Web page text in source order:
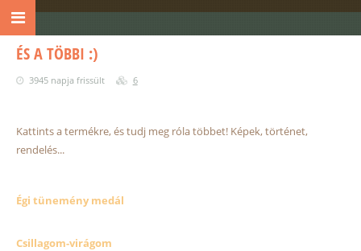
ÉS A TÖBBI :)
3945 napja frissült 6
Kattints a termékre, és tudj meg róla többet! Képek, történet,
rendelés...
Égi tünemény medál
Csillagom-virágom